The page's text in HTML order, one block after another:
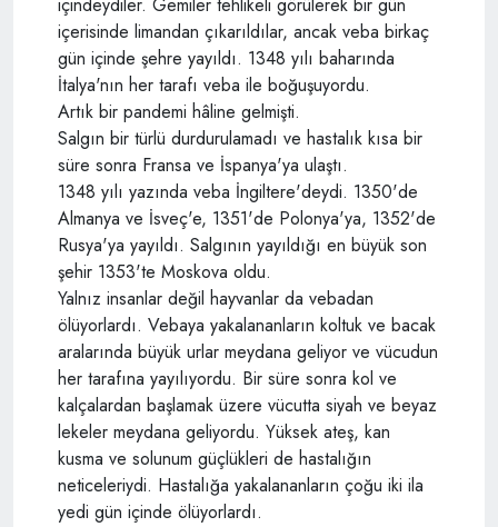
içindeydiler. Gemiler tehlikeli görülerek bir gün
içerisinde limandan çıkarıldılar, ancak veba birkaç
gün içinde şehre yayıldı. 1348 yılı baharında
İtalya'nın her tarafı veba ile boğuşuyordu.
Artık bir pandemi hâline gelmişti.
Salgın bir türlü durdurulamadı ve hastalık kısa bir
süre sonra Fransa ve İspanya'ya ulaştı.
1348 yılı yazında veba İngiltere'deydi. 1350'de
Almanya ve İsveç'e, 1351'de Polonya'ya, 1352'de
Rusya'ya yayıldı. Salgının yayıldığı en büyük son
şehir 1353'te Moskova oldu.
Yalnız insanlar değil hayvanlar da vebadan
ölüyorlardı. Vebaya yakalananların koltuk ve bacak
aralarında büyük urlar meydana geliyor ve vücudun
her tarafına yayılıyordu. Bir süre sonra kol ve
kalçalardan başlamak üzere vücutta siyah ve beyaz
lekeler meydana geliyordu. Yüksek ateş, kan
kusma ve solunum güçlükleri de hastalığın
neticeleriydi. Hastalığa yakalananların çoğu iki ila
yedi gün içinde ölüyorlardı.